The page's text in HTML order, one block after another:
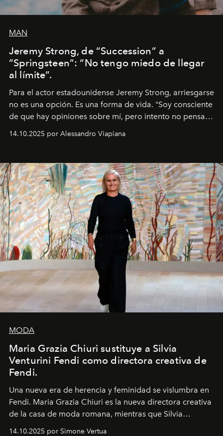
MAN
Jeremy Strong, de “Succession” a
“Springsteen”: “No tengo miedo de llegar
al límite”.
Para el actor estadounidense Jeremy Strong, arriesgarse
no es una opción. Es una forma de vida. "Soy consciente
de que hay opiniones sobre mí, pero intento no pensar
pérdida de tiempo", afirma.
14.10.2025 por Alessandro Viapiana
MODA
Maria Grazia Chiuri sustituye a Silvia
Venturini Fendi como directora creativa de
Fendi.
Una nueva era de herencia y feminidad se vislumbra en
Fendi. Maria Grazia Chiuri es la nueva directora creativa
de la casa de moda romana, mientras que Silvia
14.10.2025 por Simone Vertua